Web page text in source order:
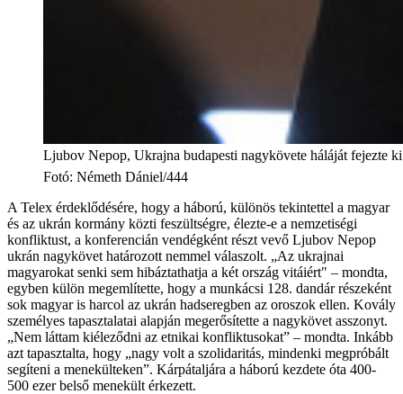
Ljubov Nepop, Ukrajna budapesti nagykövete háláját fejezte
Fotó: Németh Dániel/444
A Telex érdeklődésére, hogy a háború, különös tekintettel a magyar
és az ukrán kormány közti feszültségre, élezte-e a nemzetiségi
konfliktust, a konferencián vendégként részt vevő Ljubov Nepop
ukrán nagykövet határozott nemmel válaszolt. „Az ukrajnai
magyarokat senki sem hibáztathatja a két ország vitáiért" – mondta,
egyben külön megemlítette, hogy a munkácsi 128. dandár részeként
sok magyar is harcol az ukrán hadseregben az oroszok ellen. Kovály
személyes tapasztalatai alapján megerősítette a nagykövet asszonyt.
„Nem láttam kiéleződni az etnikai konfliktusokat” – mondta. Inkább
azt tapasztalta, hogy „nagy volt a szolidaritás, mindenki megpróbált
segíteni a menekülteken”. Kárpátaljára a háború kezdete óta 400-
500 ezer belső menekült érkezett.